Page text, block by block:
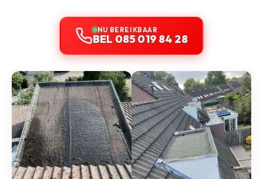
NU BEREIKBAAR
BEL 085 019 84 28